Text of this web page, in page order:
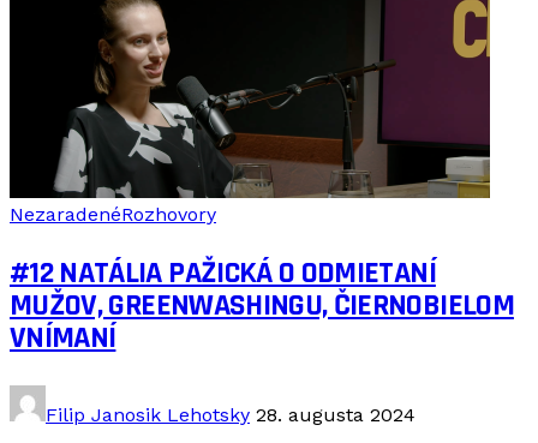
NezaradenéRozhovory
#12 NATÁLIA PAŽICKÁ O ODMIETANÍ
MUŽOV, GREENWASHINGU, ČIERNOBIELOM
VNÍMANÍ
Filip Janosik Lehotsky 28. augusta 2024